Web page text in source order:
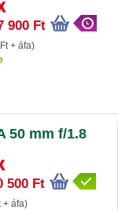
900 Ft
+ áfa)
50 mm f/1.8
500 Ft
+ áfa)